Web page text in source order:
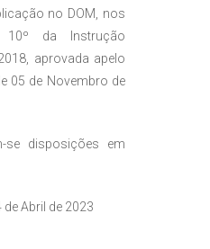
no DOM, nos
da Instrução
aprovada apelo
05 de Novembro de
se disposições em
Abril de 2023